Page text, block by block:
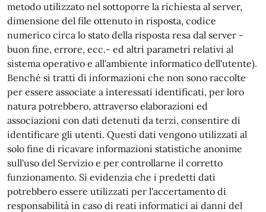
metodo utilizzato nel sottoporre la richiesta al server,
dimensione del file ottenuto in risposta, codice
numerico circa lo stato della risposta resa dal server -
buon fine, errore, ecc.- ed altri parametri relativi al
sistema operativo e all'ambiente informatico dell'utente).
Benché si tratti di informazioni che non sono raccolte
per essere associate a interessati identificati, per loro
natura potrebbero, attraverso elaborazioni ed
associazioni con dati detenuti da terzi, consentire di
identificare gli utenti. Questi dati vengono utilizzati al
solo fine di ricavare informazioni statistiche anonime
sull'uso del Servizio e per controllarne il corretto
funzionamento. Si evidenzia che i predetti dati
potrebbero essere utilizzati per l'accertamento di
responsabilità in caso di reati informatici ai danni del